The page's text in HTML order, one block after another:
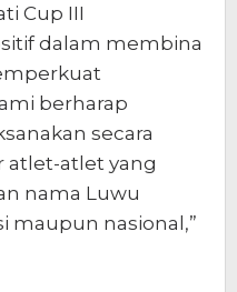
Cup III
dalam membina
berharap
secara
atlet-atlet yang
nama Luwu
maupun nasional,”